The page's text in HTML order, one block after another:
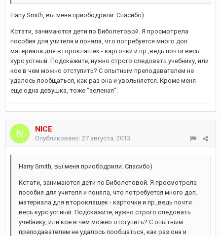
Harry Smith, вы меня приободрили. Спасибо)
Кстати, занимаются дети по Биболетовой. Я просмотрела
пособия для учителя и поняла, что потребуется много доп.
материала для второклашек - карточки и пр.,ведь почти весь
курс устный. Подскажите, нужно строго следовать учебнику, или
кое в чем можно отступить? С опытным преподавателем не
удалось пообщаться, как раз она и увольняется. Кроме меня -
еще одна девушка, тоже "зеленая".
NICE
Опубликовано: 27 августа, 2013
Harry Smith, вы меня приободрили. Спасибо)
Кстати, занимаются дети по Биболетовой. Я просмотрела
пособия для учителя и поняла, что потребуется много доп.
материала для второклашек - карточки и пр.,ведь почти
весь курс устный. Подскажите, нужно строго следовать
учебнику, или кое в чем можно отступить? С опытным
преподавателем не удалось пообщаться, как раз она и